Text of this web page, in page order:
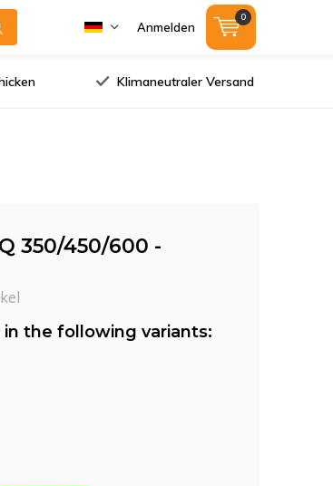
Anmelden
0
Klimaneutraler Versand
350/450/600 -
the following variants: